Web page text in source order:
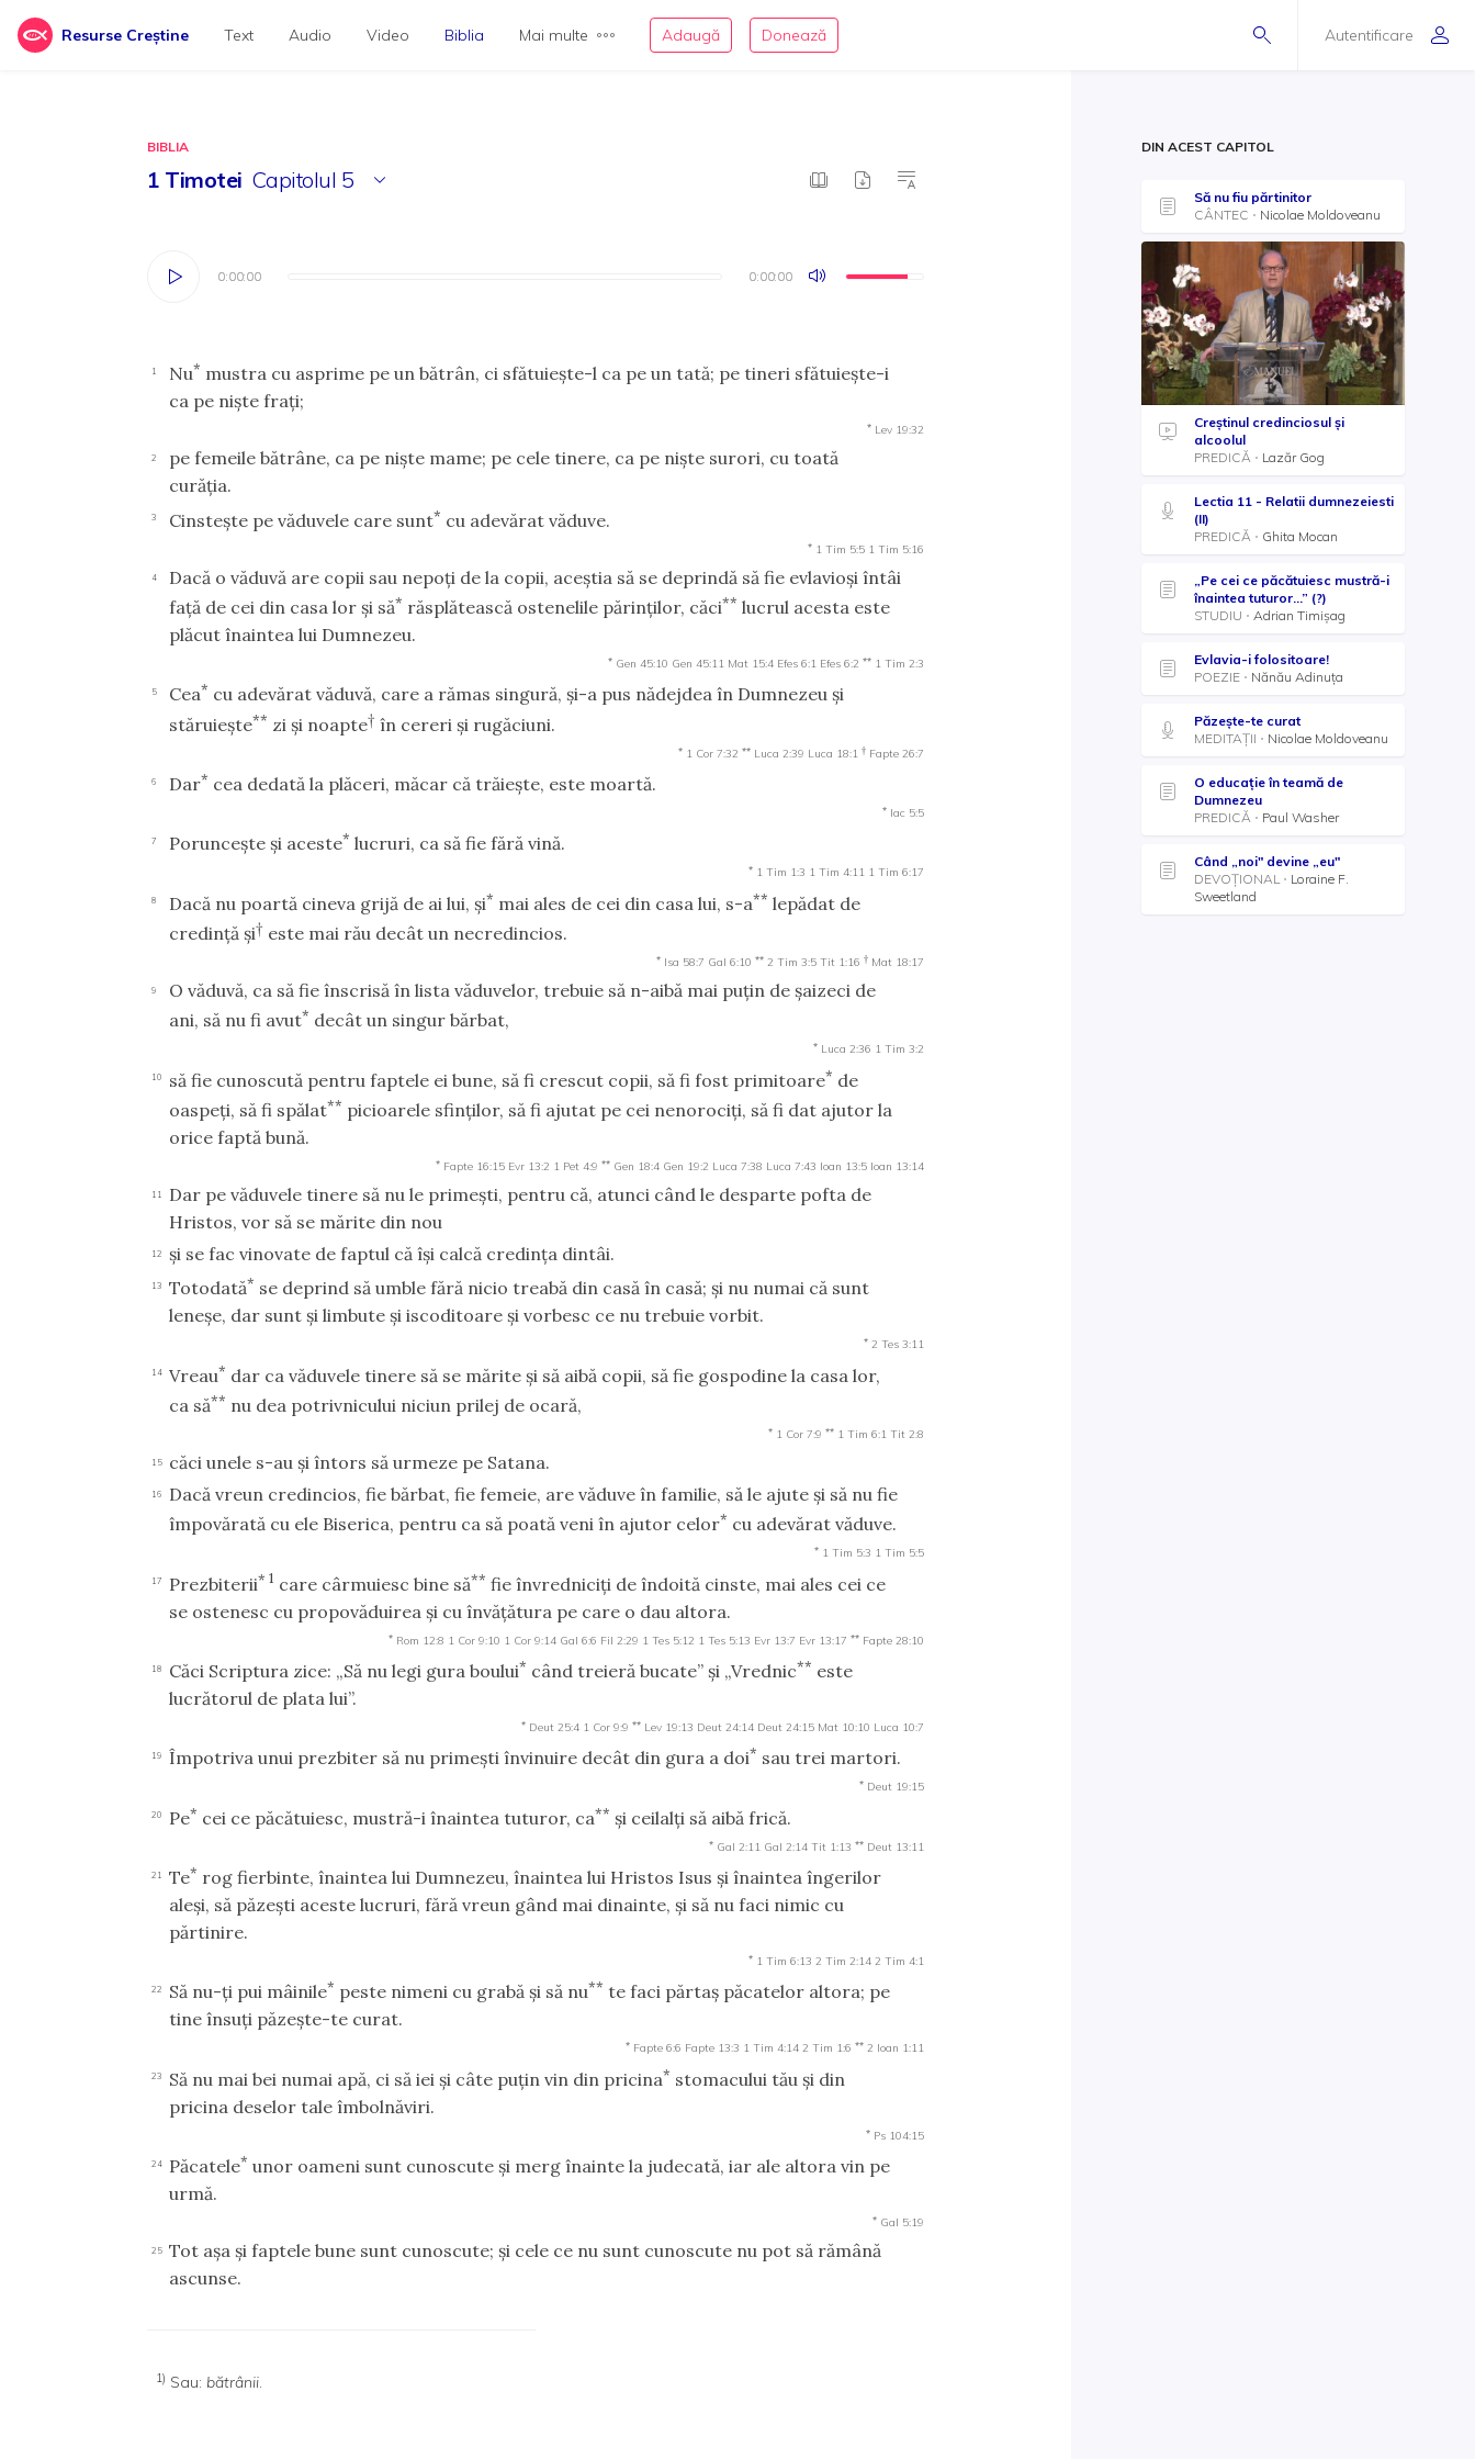
Resurse Creștine Autentificare
Text Audio Video Biblia Mai multe Adaugă Donează
BIBLIA
1 Timotei Capitolul 5
0:00:00 0:00:00
0:00:00 0:00:00
1 Nu* mustra cu asprime pe un bătrân, ci sfătuieşte-l ca pe un tată; pe tineri sfătuieşte-i
ca pe nişte fraţi;
* Lev 19:32
2
pe femeile bătrâne, ca pe nişte mame; pe cele tinere, ca pe nişte surori, cu toată
curăţia.
3 Cinsteşte pe văduvele care sunt* cu adevărat văduve.
* 1 Tim 5:5 1 Tim 5:16
4
Dacă o văduvă are copii sau nepoţi de la copii, aceştia să se deprindă să fie evlavioşi întâi
faţă de cei din casa lor şi să* răsplătească ostenelile părinţilor, căci** lucrul acesta este
plăcut înaintea lui Dumnezeu.
* Gen 45:10 Gen 45:11 Mat 15:4 Efes 6:1 Efes 6:2 ** 1 Tim 2:3
5 Cea* cu adevărat văduvă, care a rămas singură, şi-a pus nădejdea în Dumnezeu şi
stăruieşte** zi şi noapte† în cereri şi rugăciuni.
* 1 Cor 7:32 ** Luca 2:39 Luca 18:1 † Fapte 26:7
6 Dar* cea dedată la plăceri, măcar că trăieşte, este moartă.
* Iac 5:5
7 Porunceşte şi aceste* lucruri, ca să fie fără vină.
* 1 Tim 1:3 1 Tim 4:11 1 Tim 6:17
8 Dacă nu poartă cineva grijă de ai lui, şi* mai ales de cei din casa lui, s-a** lepădat de
credinţă şi† este mai rău decât un necredincios.
* Isa 58:7 Gal 6:10 ** 2 Tim 3:5 Tit 1:16 † Mat 18:17
9
O văduvă, ca să fie înscrisă în lista văduvelor, trebuie să n-aibă mai puţin de şaizeci de
ani, să nu fi avut* decât un singur bărbat,
* Luca 2:36 1 Tim 3:2
10 să fie cunoscută pentru faptele ei bune, să fi crescut copii, să fi fost primitoare* de
oaspeţi, să fi spălat** picioarele sfinţilor, să fi ajutat pe cei nenorociţi, să fi dat ajutor la
orice faptă bună.
* Fapte 16:15 Evr 13:2 1 Pet 4:9 ** Gen 18:4 Gen 19:2 Luca 7:38 Luca 7:43 Ioan 13:5 Ioan 13:14
11
Dar pe văduvele tinere să nu le primeşti, pentru că, atunci când le desparte pofta de
Hristos, vor să se mărite din nou
12 şi se fac vinovate de faptul că îşi calcă credinţa dintâi.
13 Totodată* se deprind să umble fără nicio treabă din casă în casă; şi nu numai că sunt
leneşe, dar sunt şi limbute şi iscoditoare şi vorbesc ce nu trebuie vorbit.
* 2 Tes 3:11
14 Vreau* dar ca văduvele tinere să se mărite şi să aibă copii, să fie gospodine la casa lor,
ca să** nu dea potrivnicului niciun prilej de ocară,
* 1 Cor 7:9 ** 1 Tim 6:1 Tit 2:8
15 căci unele s-au şi întors să urmeze pe Satana.
16
Dacă vreun credincios, fie bărbat, fie femeie, are văduve în familie, să le ajute şi să nu fie
împovărată cu ele Biserica, pentru ca să poată veni în ajutor celor* cu adevărat văduve.
* 1 Tim 5:3 1 Tim 5:5
17 Prezbiterii* 1 care cârmuiesc bine să** fie învredniciţi de îndoită cinste, mai ales cei ce
se ostenesc cu propovăduirea şi cu învăţătura pe care o dau altora.
* Rom 12:8 1 Cor 9:10 1 Cor 9:14 Gal 6:6 Fil 2:29 1 Tes 5:12 1 Tes 5:13 Evr 13:7 Evr 13:17 ** Fapte 28:10
18 Căci Scriptura zice: „Să nu legi gura boului* când treieră bucate” şi „Vrednic** este
lucrătorul de plata lui”.
* Deut 25:4 1 Cor 9:9 ** Lev 19:13 Deut 24:14 Deut 24:15 Mat 10:10 Luca 10:7
19 Împotriva unui prezbiter să nu primeşti învinuire decât din gura a doi* sau trei martori.
* Deut 19:15
20 Pe* cei ce păcătuiesc, mustră-i înaintea tuturor, ca** şi ceilalţi să aibă frică.
* Gal 2:11 Gal 2:14 Tit 1:13 ** Deut 13:11
21 Te* rog fierbinte, înaintea lui Dumnezeu, înaintea lui Hristos Isus şi înaintea îngerilor
aleşi, să păzeşti aceste lucruri, fără vreun gând mai dinainte, şi să nu faci nimic cu
părtinire.
* 1 Tim 6:13 2 Tim 2:14 2 Tim 4:1
22 Să nu-ţi pui mâinile* peste nimeni cu grabă şi să nu** te faci părtaş păcatelor altora; pe
tine însuţi păzeşte-te curat.
* Fapte 6:6 Fapte 13:3 1 Tim 4:14 2 Tim 1:6 ** 2 Ioan 1:11
23 Să nu mai bei numai apă, ci să iei şi câte puţin vin din pricina* stomacului tău şi din
pricina deselor tale îmbolnăviri.
* Ps 104:15
24 Păcatele* unor oameni sunt cunoscute şi merg înainte la judecată, iar ale altora vin pe
urmă.
* Gal 5:19
25
Tot aşa şi faptele bune sunt cunoscute; şi cele ce nu sunt cunoscute nu pot să rămână
ascunse.
1) Sau: bătrânii.
DIN ACEST CAPITOL
Să nu fiu părtinitor
CÂNTEC
Nicolae Moldoveanu
Creștinul credinciosul și
alcoolul
PREDICĂ
Lazăr Gog
Lectia 11 - Relatii dumnezeiesti
(II)
PREDICĂ
Ghita Mocan
„Pe cei ce păcătuiesc mustră-i
înaintea tuturor...” (?)
STUDIU
Adrian Timișag
Evlavia-i folositoare!
POEZIE
Nănău Adinuţa
Păzește-te curat
MEDITAȚII
Nicolae Moldoveanu
O educație în teamă de
Dumnezeu
PREDICĂ
Paul Washer
Când „noi" devine „eu"
DEVOȚIONAL
Loraine F.
Sweetland